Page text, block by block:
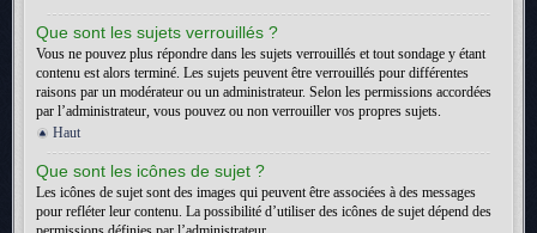
Que sont les sujets verrouillés ?
Vous ne pouvez plus répondre dans les sujets verrouillés et tout sondage y étant
contenu est alors terminé. Les sujets peuvent être verrouillés pour différentes
raisons par un modérateur ou un administrateur. Selon les permissions accordées
par l’administrateur, vous pouvez ou non verrouiller vos propres sujets.
Haut
Que sont les icônes de sujet ?
Les icônes de sujet sont des images qui peuvent être associées à des messages
pour refléter leur contenu. La possibilité d’utiliser des icônes de sujet dépend des